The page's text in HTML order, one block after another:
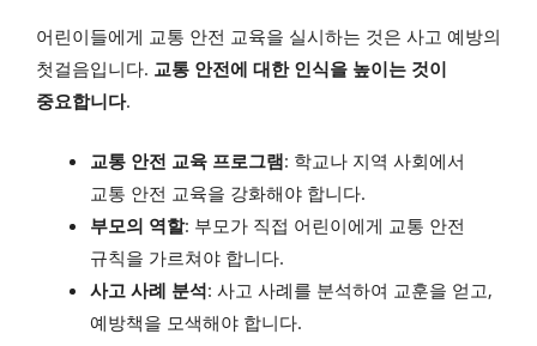
어린이들에게 교통 안전 교육을 실시하는 것은 사고 예방의
첫걸음입니다. 교통 안전에 대한 인식을 높이는 것이
중요합니다.
교통 안전 교육 프로그램: 학교나 지역 사회에서
교통 안전 교육을 강화해야 합니다.
부모의 역할: 부모가 직접 어린이에게 교통 안전
규칙을 가르쳐야 합니다.
사고 사례 분석: 사고 사례를 분석하여 교훈을 얻고,
예방책을 모색해야 합니다.